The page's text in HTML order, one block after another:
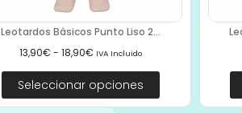
Leotardos Básicos Punto Liso 2...
13,90€ - 18,90€ IVA Incluido
Seleccionar opciones